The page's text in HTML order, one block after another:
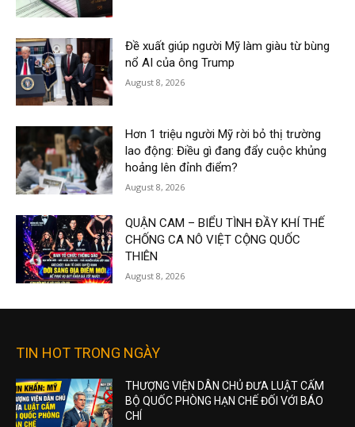
Đề xuất giúp người Mỹ làm giàu từ bùng
nổ AI của ông Trump
August 8, 2026
Hơn 1 triệu người Mỹ rời bỏ thị trường
lao động: Điều gì đang đẩy cuộc khủng
hoảng lên đỉnh điểm?
August 8, 2026
QUẬN CAM – BIỂU TÌNH ĐẦY KHÍ THẾ
CHỐNG CA NÔ VIỆT CỘNG QUỐC
THIÊN
August 8, 2026
TIN HOT TRONG NGÀY
THƯỢNG VIỆN DÂN CHỦ ĐƯA LUẬT CẤM
BỘ QUỐC PHÒNG HẠN CHẾ ĐỐI VỚI BÁO
CHÍ